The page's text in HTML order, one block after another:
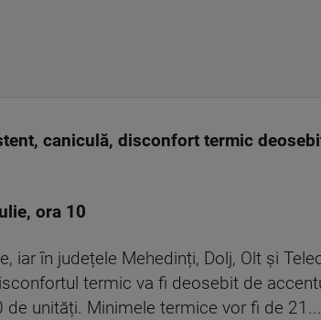
caniculă, disconfort termic
ora 10
iar în județele Mehedinți, Dolj, Olt și
termic va fi deosebit de
unități. Minimele termice vor fi de